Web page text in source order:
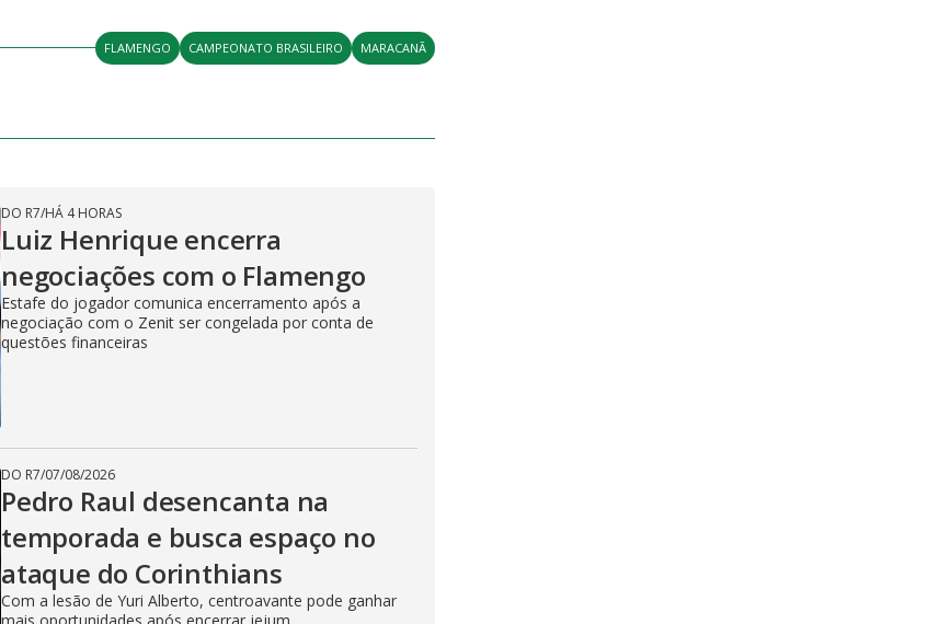
FLAMENGO CAMPEONATO BRASILEIRO MARACANÃ
DO R7/HÁ 4 HORAS
Luiz Henrique encerra
negociações com o Flamengo
Estafe do jogador comunica encerramento após a
negociação com o Zenit ser congelada por conta de
questões financeiras
DO R7/07/08/2026
Pedro Raul desencanta na
temporada e busca espaço no
ataque do Corinthians
Com a lesão de Yuri Alberto, centroavante pode ganhar
mais oportunidades após encerrar jejum